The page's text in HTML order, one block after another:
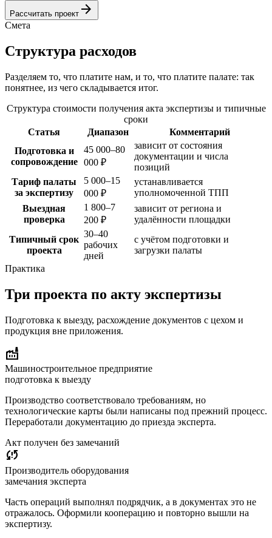
Рассчитать проект arrow_forward
Смета
Структура расходов
Разделяем то, что платите нам, и то, что платите палате: так
понятнее, из чего складывается итог.
Структура стоимости получения акта экспертизы и типичные
сроки
Статья
Диапазон
Комментарий
Подготовка и
сопровождение
45 000–80
000 ₽
зависит от состояния
документации и числа
позиций
Тариф палаты
за экспертизу
5 000–15
000 ₽
устанавливается
уполномоченной ТПП
Выездная
проверка
1 800–7
200 ₽
зависит от региона и
удалённости площадки
Типичный срок
проекта
30–40
рабочих
дней
с учётом подготовки и
загрузки палаты
Практика
Три проекта по акту экспертизы
Подготовка к выезду, расхождение документов с цехом и
продукция вне приложения.
factory
Машиностроительное предприятие
подготовка к выезду
Производство соответствовало требованиям, но
технологические карты были написаны под прежний процесс.
Переработали документацию до приезда эксперта.
Акт получен без замечаний
sync_problem
Производитель оборудования
замечания эксперта
Часть операций выполнял подрядчик, а в документах это не
отражалось. Оформили кооперацию и повторно вышли на
экспертизу.